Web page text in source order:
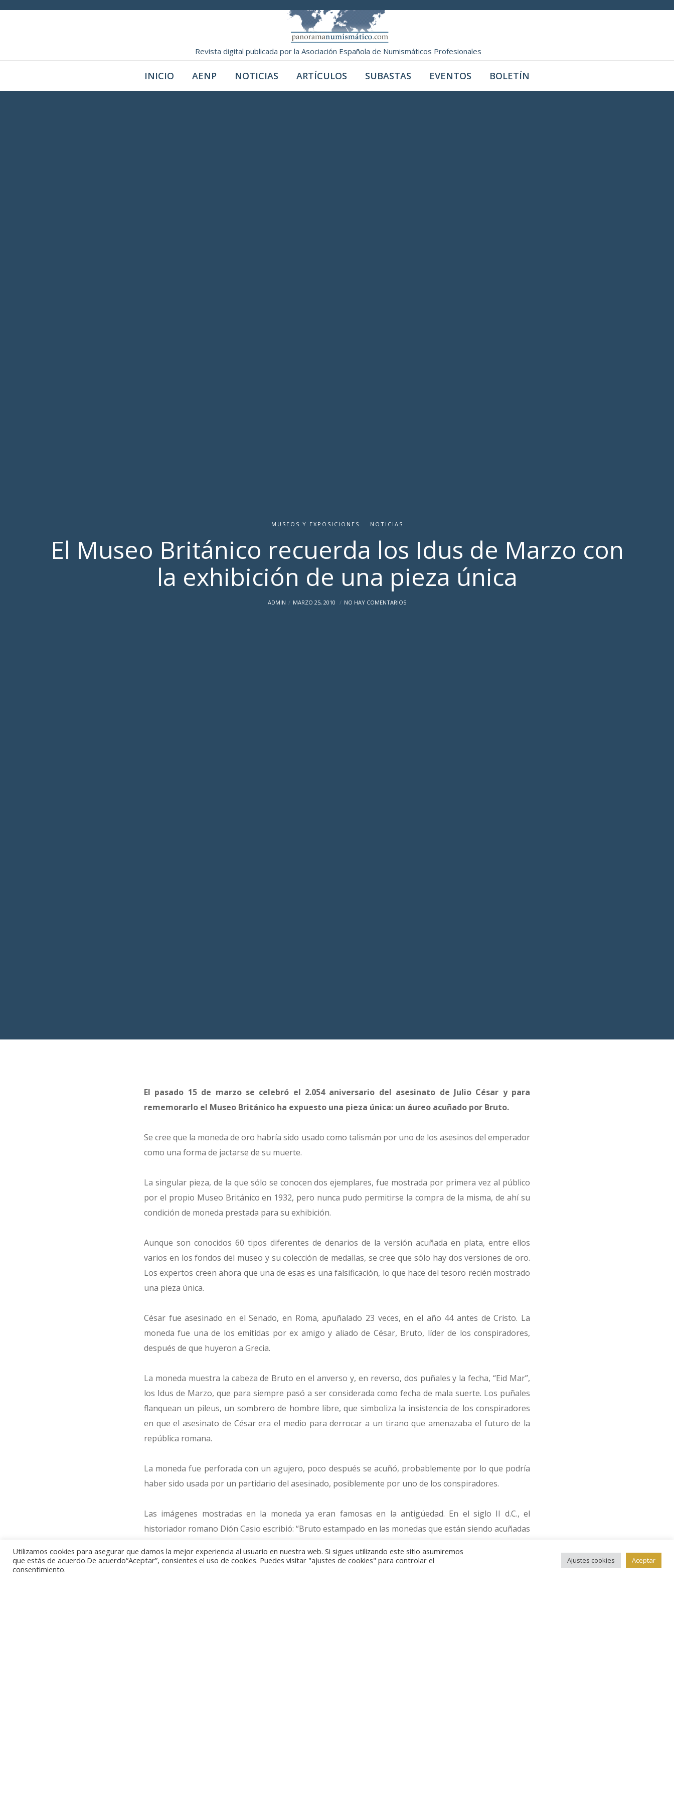
Revista digital publicada por la Asociación Española de Numismáticos Profesionales
INICIO AENP NOTICIAS ARTÍCULOS SUBASTAS EVENTOS BOLETÍN
MUSEOS Y EXPOSICIONES NOTICIAS
El Museo Británico recuerda los Idus de Marzo con
la exhibición de una pieza única
ADMIN MARZO 25, 2010 NO HAY COMENTARIOS
El pasado 15 de marzo se celebró el 2.054 aniversario del asesinato de Julio César y para
rememorarlo el Museo Británico ha expuesto una pieza única: un áureo acuñado por Bruto.
Se cree que la moneda de oro habría sido usado como talismán por uno de los asesinos del emperador
como una forma de jactarse de su muerte.
La singular pieza, de la que sólo se conocen dos ejemplares, fue mostrada por primera vez al público
por el propio Museo Británico en 1932, pero nunca pudo permitirse la compra de la misma, de ahí su
condición de moneda prestada para su exhibición.
Aunque son conocidos 60 tipos diferentes de denarios de la versión acuñada en plata, entre ellos
varios en los fondos del museo y su colección de medallas, se cree que sólo hay dos versiones de oro.
Los expertos creen ahora que una de esas es una falsificación, lo que hace del tesoro recién mostrado
una pieza única.
César fue asesinado en el Senado, en Roma, apuñalado 23 veces, en el año 44 antes de Cristo. La
moneda fue una de los emitidas por ex amigo y aliado de César, Bruto, líder de los conspiradores,
después de que huyeron a Grecia.
La moneda muestra la cabeza de Bruto en el anverso y, en reverso, dos puñales y la fecha, “Eid Mar”,
los Idus de Marzo, que para siempre pasó a ser considerada como fecha de mala suerte. Los puñales
flanquean un pileus, un sombrero de hombre libre, que simboliza la insistencia de los conspiradores
en que el asesinato de César era el medio para derrocar a un tirano que amenazaba el futuro de la
república romana.
La moneda fue perforada con un agujero, poco después se acuñó, probablemente por lo que podría
haber sido usada por un partidario del asesinado, posiblemente por uno de los conspiradores.
Las imágenes mostradas en la moneda ya eran famosas en la antigüedad. En el siglo II d.C., el
historiador romano Dión Casio escribió: “Bruto estampado en las monedas que están siendo acuñadas
han liberado a la patria.”
Utilizamos cookies para asegurar que damos la mejor experiencia al usuario en nuestra web. Si sigues utilizando este sitio asumiremos
que estás de acuerdo.De acuerdo“Aceptar”, consientes el uso de cookies. Puedes visitar "ajustes de cookies" para controlar el
consentimiento.
Ajustes cookies Aceptar